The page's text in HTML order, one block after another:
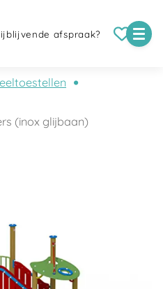
afspraak?
(inox glijbaan)